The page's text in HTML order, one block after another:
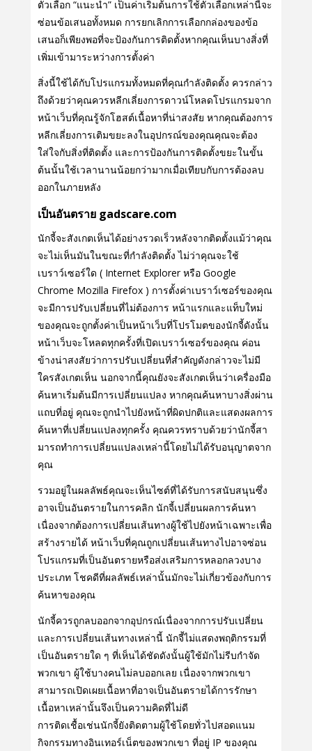
ตัวเลือก “แนะนํา” เป็นค่าเริ่มต้นการใช้ตัวเลือกเหล่านี้จะ
ซ่อนข้อเสนอทั้งหมด การยกเลิกการเลือกกล่องของข้อ
เสนอก็เพียงพอที่จะป้องกันการติดตั้งหากคุณเห็นบางสิ่งที่
เพิ่มเข้ามาระหว่างการตั้งค่า
สิ่งนี้ใช้ได้กับโปรแกรมทั้งหมดที่คุณกําลังติดตั้ง ควรกล่าว
ถึงด้วยว่าคุณควรหลีกเลี่ยงการดาวน์โหลดโปรแกรมจาก
หน้าเว็บที่คุณรู้จักโฮสต์เนื้อหาที่น่าสงสัย หากคุณต้องการ
หลีกเลี่ยงการเติมขยะลงในอุปกรณ์ของคุณคุณจะต้อง
ใส่ใจกับสิ่งที่ติดตั้ง และการป้องกันการติดตั้งขยะในขั้น
ต้นนั้นใช้เวลานานน้อยกว่ามากเมื่อเทียบกับการต้องลบ
ออกในภายหลัง
เป็นอันตราย gadscare.com
นักจี้จะสังเกตเห็นได้อย่างรวดเร็วหลังจากติดตั้งแม้ว่าคุณ
จะไม่เห็นมันในขณะที่กําลังติดตั้ง ไม่ว่าคุณจะใช้
เบราว์เซอร์ใด ( Internet Explorer หรือ Google
Chrome Mozilla Firefox ) การตั้งค่าเบราว์เซอร์ของคุณ
จะมีการปรับเปลี่ยนที่ไม่ต้องการ หน้าแรกและแท็บใหม่
ของคุณจะถูกตั้งค่าเป็นหน้าเว็บที่โปรโมตของนักจี้ดังนั้น
หน้าเว็บจะโหลดทุกครั้งที่เปิดเบราว์เซอร์ของคุณ ค่อน
ข้างน่าสงสัยว่าการปรับเปลี่ยนที่สําคัญดังกล่าวจะไม่มี
ใครสังเกตเห็น นอกจากนี้คุณยังจะสังเกตเห็นว่าเครื่องมือ
ค้นหาเริ่มต้นมีการเปลี่ยนแปลง หากคุณค้นหาบางสิ่งผ่าน
แถบที่อยู่ คุณจะถูกนําไปยังหน้าที่ผิดปกติและแสดงผลการ
ค้นหาที่เปลี่ยนแปลงทุกครั้ง คุณควรทราบด้วยว่านักจี้สา
มารถทําการเปลี่ยนแปลงเหล่านี้โดยไม่ได้รับอนุญาตจาก
คุณ
รวมอยู่ในผลลัพธ์คุณจะเห็นไซต์ที่ได้รับการสนับสนุนซึ่ง
อาจเป็นอันตรายในการคลิก นักจี้เปลี่ยนผลการค้นหา
เนื่องจากต้องการเปลี่ยนเส้นทางผู้ใช้ไปยังหน้าเฉพาะเพื่อ
สร้างรายได้ หน้าเว็บที่คุณถูกเปลี่ยนเส้นทางไปอาจซ่อน
โปรแกรมที่เป็นอันตรายหรือส่งเสริมการหลอกลวงบาง
ประเภท โชคดีที่ผลลัพธ์เหล่านั้นมักจะไม่เกี่ยวข้องกับการ
ค้นหาของคุณ
นักจี้ควรถูกลบออกจากอุปกรณ์เนื่องจากการปรับเปลี่ยน
และการเปลี่ยนเส้นทางเหล่านี้ นักจี้ไม่แสดงพฤติกรรมที่
เป็นอันตรายใด ๆ ที่เห็นได้ชัดดังนั้นผู้ใช้มักไม่รีบกําจัด
พวกเขา ผู้ใช้บางคนไม่ลบออกเลย เนื่องจากพวกเขา
สามารถเปิดเผยเนื้อหาที่อาจเป็นอันตรายได้การรักษา
เนื้อหาเหล่านั้นจึงเป็นความคิดที่ไม่ดี
การติดเชื้อเช่นนักจี้ยังติดตามผู้ใช้โดยทั่วไปสอดแนม
กิจกรรมทางอินเทอร์เน็ตของพวกเขา ที่อยู่ IP ของคุณ